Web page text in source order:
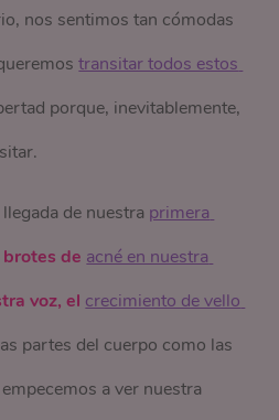
nos sentimos tan cómodas
transitar todos estos
porque, inevitablemente,
de nuestra primera
de acné en nuestra
voz, el crecimiento de vello
partes del cuerpo como las
a ver nuestra